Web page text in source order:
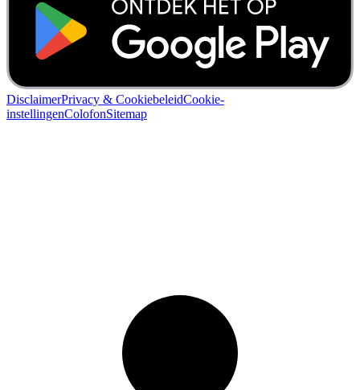
DisclaimerPrivacy & CookiebeleidCookie-
instellingenColofonSitemap